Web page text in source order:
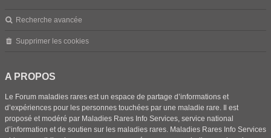
Recherche avancée
Supprimer les cookies
A PROPOS
Le Forum maladies rares est un espace de partage d’informations et
d’expériences pour les personnes touchées par une maladie rare. Il est
proposé et modéré par Maladies Rares Info Services, service national
d’information et de soutien sur les maladies rares. Maladies Rares Info Services